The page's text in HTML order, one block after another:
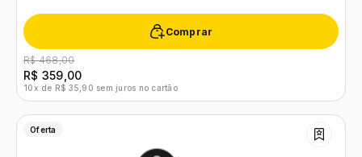
Comprar
R$ 468,00
R$ 359,00
10x de R$ 35,90 sem juros no cartão
Oferta